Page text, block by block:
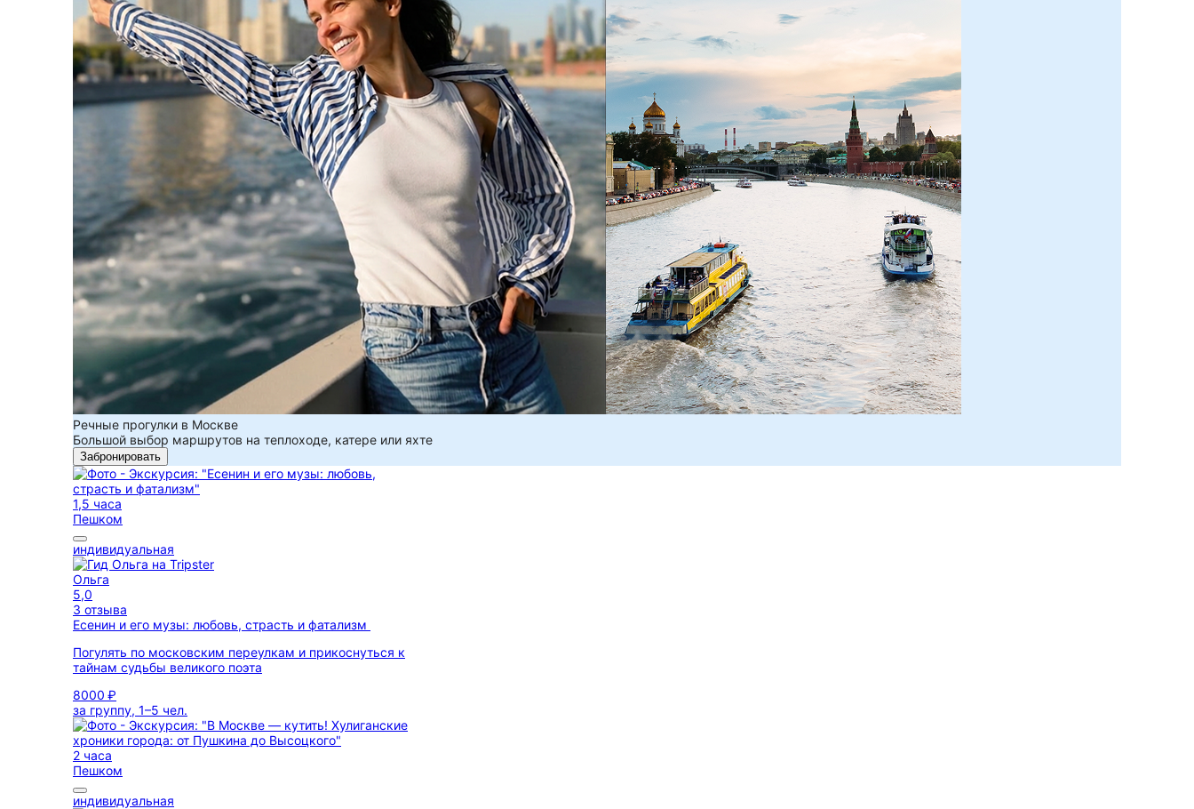
Речные прогулки в Москве
Большой выбор маршрутов на теплоходе, катере или яхте
Забронировать
1,5 часа
Пешком
индивидуальная
Ольга
5,0
3 отзыва
Есенин и его музы: любовь, страсть и фатализм
Погулять по московским переулкам и прикоснуться к
тайнам судьбы великого поэта
8000 ₽
за группу, 1–5 чел.
2 часа
Пешком
индивидуальная